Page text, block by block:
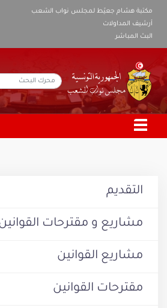
مكتبة هشام جعيّط لمجلس نواب الشعب
أرشيف المداولات
البث المباشر
التقديم
مشاريع و مقترحات
مشاريع القوانين
مقترحات القوانين